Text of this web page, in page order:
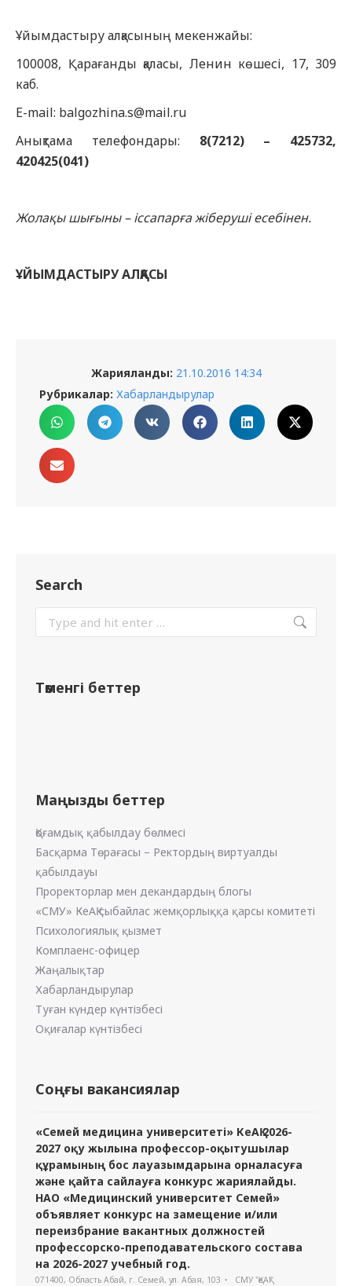
Ұйымдастыру алқасының мекенжайы:
100008, Қарағанды қаласы, Ленин көшесі, 17, 309
каб.
E-mail: balgozhina.s@mail.ru
Анықтама телефондары: 8(7212) – 425732,
420425(041)
Жолақы шығыны – іссапарға жіберуші есебінен.
ҰЙЫМДАСТЫРУ АЛҚАСЫ
Жарияланды: 21.10.2016 14:34
Рубрикалар: Хабарландырулар
Search
Төменгі беттер
Маңызды беттер
Қоғамдық қабылдау бөлмесі
Басқарма Төрағасы – Ректордың виртуалды
қабылдауы
Проректорлар мен декандардың блогы
«СМУ» КеАҚ сыбайлас жемқорлыққа қарсы комитеті
Психологиялық қызмет
Комплаенс-офицер
Жаңалықтар
Хабарландырулар
Туған күндер күнтізбесі
Оқиғалар күнтізбесі
Соңғы вакансиялар
«Семей медицина университеті» КеАҚ 2026-
2027 оқу жылына профессор-оқытушылар
құрамының бос лауазымдарына орналасуға
және қайта сайлауға конкурс жариялайды.
НАО «Медицинский университет Семей»
объявляет конкурс на замещение и/или
переизбрание вакантных должностей
профессорско-преподавательского состава
на 2026-2027 учебный год.
071400, Область Абай, г. Семей, ул. Абая, 103 СМУ "ҚеАҚ"